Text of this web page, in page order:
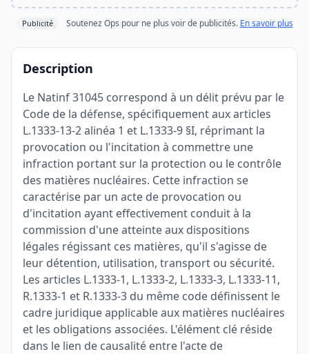
Publicité Soutenez Ops pour ne plus voir de publicités. En savoir plus
Description
Le Natinf 31045 correspond à un délit prévu par le
Code de la défense, spécifiquement aux articles
L.1333-13-2 alinéa 1 et L.1333-9 §I, réprimant la
provocation ou l'incitation à commettre une
infraction portant sur la protection ou le contrôle
des matières nucléaires. Cette infraction se
caractérise par un acte de provocation ou
d'incitation ayant effectivement conduit à la
commission d'une atteinte aux dispositions
légales régissant ces matières, qu'il s'agisse de
leur détention, utilisation, transport ou sécurité.
Les articles L.1333-1, L.1333-2, L.1333-3, L.1333-11,
R.1333-1 et R.1333-3 du même code définissent le
cadre juridique applicable aux matières nucléaires
et les obligations associées. L'élément clé réside
dans le lien de causalité entre l'acte de